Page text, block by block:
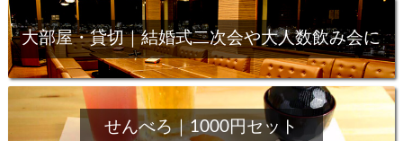
大部屋・貸切｜結婚式二次会や大人数飲み会に
せんべろ｜1000円セット